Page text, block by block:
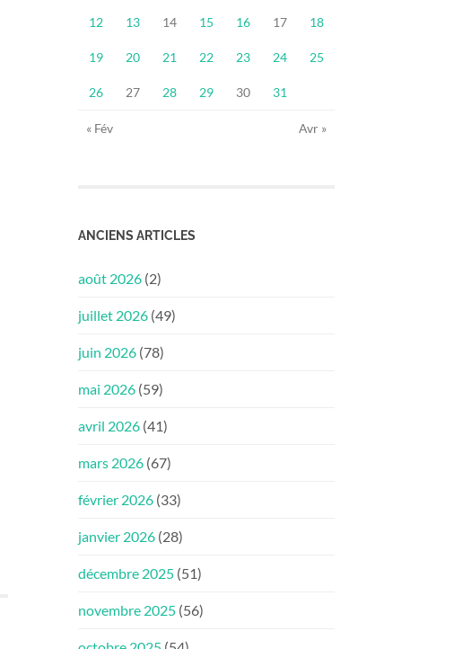
12 13 14 15 16 17 18
19 20 21 22 23 24 25
26 27 28 29 30 31
« Fév Avr »
ANCIENS ARTICLES
août 2026 (2)
juillet 2026 (49)
juin 2026 (78)
mai 2026 (59)
avril 2026 (41)
mars 2026 (67)
février 2026 (33)
janvier 2026 (28)
décembre 2025 (51)
novembre 2025 (56)